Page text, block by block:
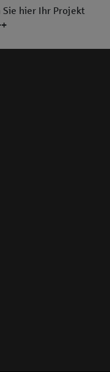
Sie hier Ihr Projekt